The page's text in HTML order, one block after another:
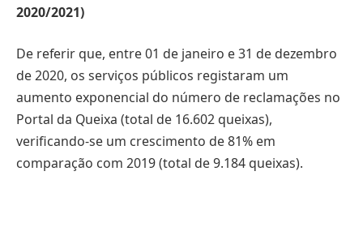
2020/2021)
De referir que, entre 01 de janeiro e 31 de dezembro
de 2020, os serviços públicos registaram um
aumento exponencial do número de reclamações no
Portal da Queixa (total de 16.602 queixas),
verificando-se um crescimento de 81% em
comparação com 2019 (total de 9.184 queixas).